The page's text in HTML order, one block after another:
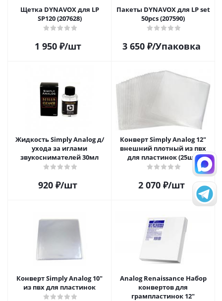
Щетка DYNAVOX для LP
SP120 (207628)
1 950₽/шт
Пакеты DYNAVOX для LP set
50pcs (207590)
3 650₽/Упаковка
Жидкость Simply Analog д/
ухода за иглами
звукоснимателей 30мл
920 ₽/шт
Конверт Simply Analog 12"
внешний плотный из пвх
для пластинок (25шт)
2 070₽/шт
Конверт Simply Analog 10"
из пвх для пластинок
Analog Renaissance Набор
конвертов для
грампластинок 12"